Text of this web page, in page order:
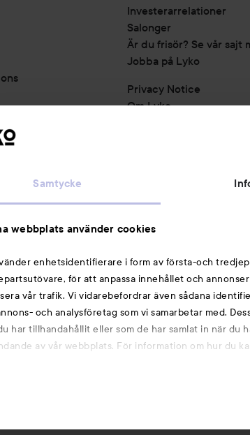
Samtycke
webbplats använder cookies
enhetsidentifierare i form av första-och
för att anpassa innehållet och
vår trafik. Vi vidarebefordrar även sådana
och analysföretag som vi samarbetar med.
har tillhandahållit eller som de har samlat in när
av vår webbplats. För information om hur du
Investerarrelationer
Salonger
Är du frisör? Se vår sajt
Jobba på Lyko
Privacy Notice
Om Lyko
Michael Edwards
Cookie Consent
Partners
Du kanske
Smink
Hårnålar